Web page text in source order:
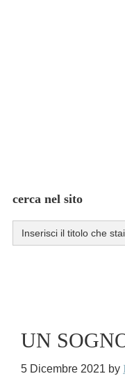
cerca nel sito
Search
for:
UN
5 Dicembre 2021 by